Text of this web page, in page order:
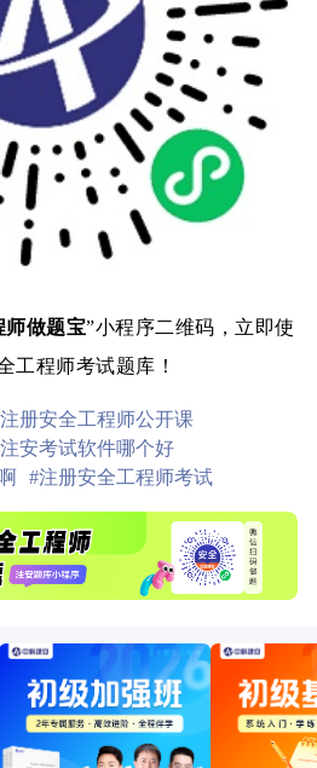
师做题宝”小程序二维码，立即使
工程师考试题库！
册安全工程师公开课
安考试软件哪个好
#注册安全工程师考试